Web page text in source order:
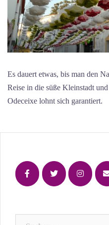
Es dauert etwas, bis man den
Reise in die süße Kleinstadt
Odeceixe lohnt sich garantiert.